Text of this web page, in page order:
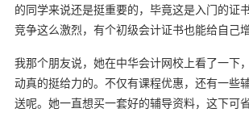
的同学来说还是挺重要的，毕竟这是入门的证
竞争这么激烈，有个初级会计证书也能给自己
我那个朋友说，她在中华会计网校上看了一下
动真的挺给力的。不仅有课程优惠，还有一些
送呢。她一直想买一套好的辅导资料，这下可